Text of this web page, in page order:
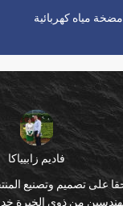
مضخة مياه كهربائية
فاديم زابيياكا